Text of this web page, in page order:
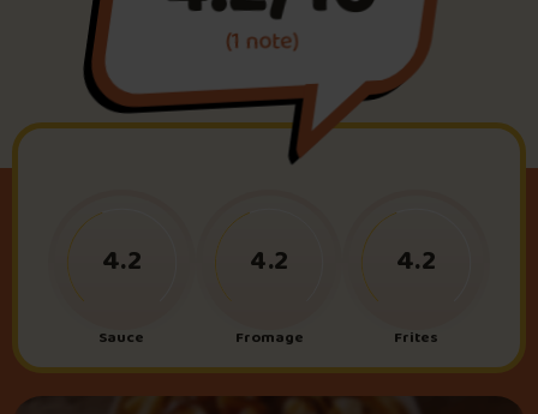
Foire aux questions
Me connecter
(1 note)
Sauce
4.2
Fromage
4.2
Frites
4.2